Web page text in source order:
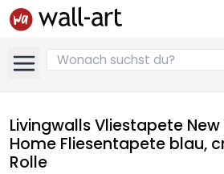
Livingwalls Vliestapete New
Home Fliesentapete blau,
Rolle